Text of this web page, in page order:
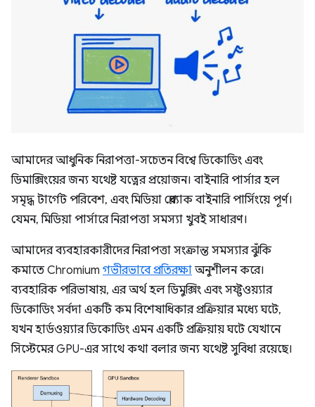
আমাদের আধুনিক নিরাপত্তা-সচেতন বিশ্বে ডিকোডিং এবং
ডিমাক্সিংয়ের জন্য যথেষ্ট যত্নের প্রয়োজন। বাইনারি পার্সার হল
সমৃদ্ধ টার্গেট পরিবেশ, এবং মিডিয়া প্লেব্যাক বাইনারি পার্সিংয়ে পূর্ণ।
যেমন, মিডিয়া পার্সারে নিরাপত্তা সমস্যা খুবই সাধারণ।
আমাদের ব্যবহারকারীদের নিরাপত্তা সংক্রান্ত সমস্যার ঝুঁকি
কমাতে Chromium গভীরভাবে প্রতিরক্ষা অনুশীলন করে।
ব্যবহারিক পরিভাষায়, এর অর্থ হল ডিমুক্সিং এবং সফ্টওয়্যার
ডিকোডিং সর্বদা একটি কম বিশেষাধিকার প্রক্রিয়ার মধ্যে ঘটে,
যখন হার্ডওয়্যার ডিকোডিং এমন একটি প্রক্রিয়ায় ঘটে যেখানে
সিস্টেমের GPU-এর সাথে কথা বলার জন্য যথেষ্ট সুবিধা রয়েছে।